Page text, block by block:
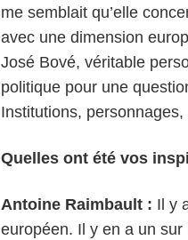
me semblait qu’elle
avec une dimension
José Bové, véritable
politique pour une
Institutions,
Quelles ont été vos
Antoine Raimbault : Il y
européen. Il y en a un sur